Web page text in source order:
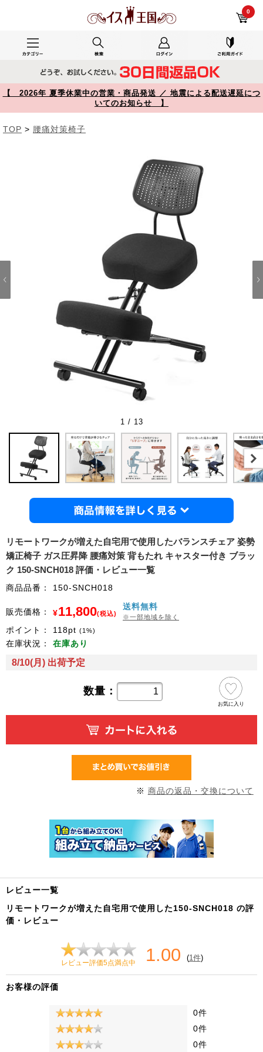
0
【 2026年 夏季休業中の営業・商品発送 ／ 地震による配送遅延につ
いてのお知らせ 】
TOP > 腰痛対策椅子
1 / 13
リモートワークが増えた自宅用で使用したバランスチェア 姿勢
矯正椅子 ガス圧昇降 腰痛対策 背もたれ キャスター付き ブラッ
ク 150-SNCH018 評価・レビュー一覧
商品品番： 150-SNCH018
販売価格： ¥11,800(税込)
送料無料
※一部地域を除く
ポイント： 118pt (1%)
在庫状況： 在庫あり
8/10(月) 出荷予定
数量：
お気に入り
※ 商品の返品・交換について
レビュー一覧
リモートワークが増えた自宅用で使用した150-SNCH018 の評
価・レビュー
レビュー評価5点満点中 1.00 (1件)
お客様の評価
0件
0件
0件